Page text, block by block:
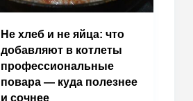
Не хлеб и не яйца: что
добавляют в котлеты
профессиональные
повара — куда полезнее
и сочнее